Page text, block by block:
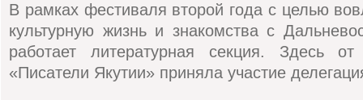
В рамках фестиваля второй года с целью
культурную жизнь и знакомства с
работает литературная секция. Здесь
«Писатели Якутии» приняла участие